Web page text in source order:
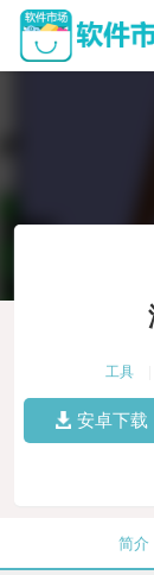
工具
安卓下载
简介